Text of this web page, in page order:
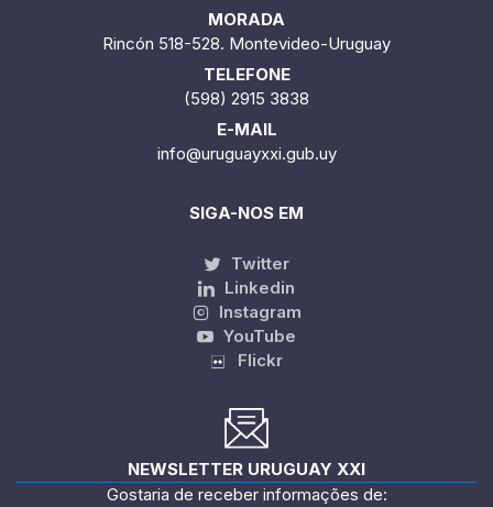
MORADA
Rincón 518-528. Montevideo-Uruguay
TELEFONE
(598) 2915 3838
E-MAIL
info@uruguayxxi.gub.uy
SIGA-NOS EM
Twitter
Linkedin
Instagram
YouTube
Flickr
NEWSLETTER URUGUAY XXI
Gostaria de receber informações de: